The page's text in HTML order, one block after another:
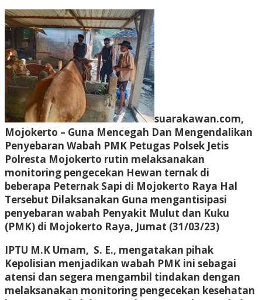
suarakawan.com,
Mojokerto – Guna Mencegah Dan Mengendalikan
Penyebaran Wabah PMK Petugas Polsek Jetis
Polresta Mojokerto rutin melaksanakan
monitoring pengecekan Hewan ternak di
beberapa Peternak Sapi di Mojokerto Raya Hal
Tersebut Dilaksanakan Guna mengantisipasi
penyebaran wabah Penyakit Mulut dan Kuku
(PMK) di Mojokerto Raya, Jumat (31/03/23)
IPTU M.K Umam, S. E., mengatakan pihak
Kepolisian menjadikan wabah PMK ini sebagai
atensi dan segera mengambil tindakan dengan
melaksanakan monitoring pengecekan kesehatan